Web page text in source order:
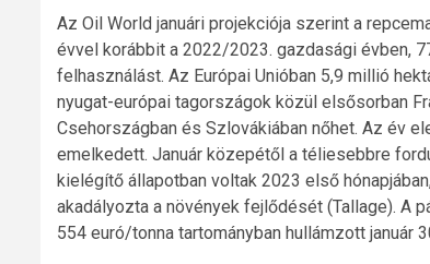
Az Oil World januári projekciója szerint a
évvel korábbit a 2022/2023. gazdasági évben,
felhasználást. Az Európai Unióban 5,9 millió
nyugat-európai tagországok közül elsősorban
Csehországban és Szlovákiában nőhet. Az év
emelkedett. Január közepétől a téliesebbre
kielégítő állapotban voltak 2023 első
akadályozta a növények fejlődését (Tallage). A
554 euró/tonna tartományban hullámzott január